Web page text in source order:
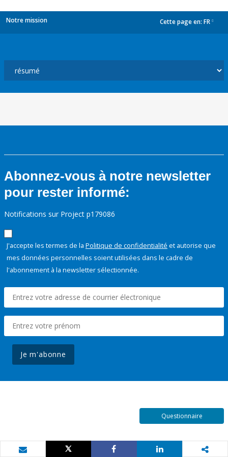
Notre mission Cette page en: FR
Abonnez-vous à notre newsletter
pour rester informé:
Notifications sur Project p179086
J'accepte les termes de la Politique de confidentialité et autorise que
mes données personnelles soient utilisées dans le cadre de
l'abonnement à la newsletter sélectionnée.
Je m'abonne
Questionnaire